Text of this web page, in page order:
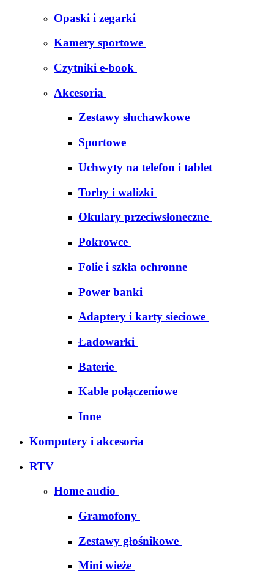
Opaski i zegarki
Kamery sportowe
Czytniki e-book
Akcesoria
Zestawy słuchawkowe
Sportowe
Uchwyty na telefon i tablet
Torby i walizki
Okulary przeciwsłoneczne
Pokrowce
Folie i szkła ochronne
Power banki
Adaptery i karty sieciowe
Ładowarki
Baterie
Kable połączeniowe
Inne
Komputery i akcesoria
RTV
Home audio
Gramofony
Zestawy głośnikowe
Mini wieże